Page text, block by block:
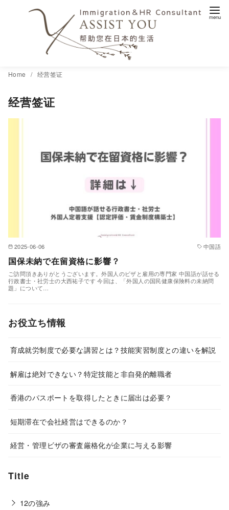
Home 经营签证
经营签证
2025-06-06 中国語
国保未納で在留資格に影響？
ご訪問頂きありがとうございます。外国人のビザと雇用の専門家 中国語が話せる
行政書士・社労士の大西祐子です 今回は、「外国人の国民健康保険料の未納問
題」について…
お役立ち情報
育成就労制度で必要な講習とは？技能実習制度との違いを解説
解雇は絶対できない？特定技能と非自発的離職者
香港のパスポートを取得したときに届出は必要？
短期滞在で会社経営はできるのか？
経営・管理ビザの審査厳格化が企業に与える影響
Title
12の強み